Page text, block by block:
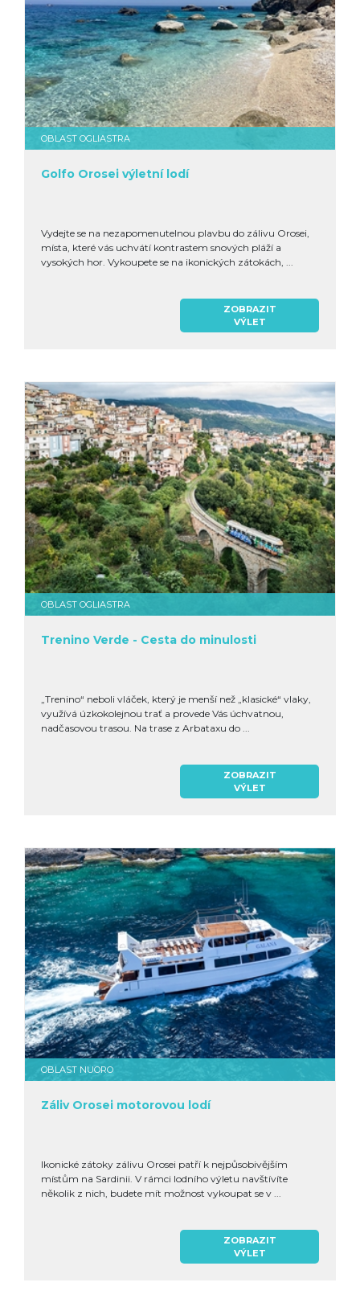
OBLAST OGLIASTRA
Golfo Orosei výletní lodí
Vydejte se na nezapomenutelnou plavbu do zálivu Orosei,
místa, které vás uchvátí kontrastem snových pláží a
vysokých hor. Vykoupete se na ikonických zátokách, ...
ZOBRAZIT
VÝLET
OBLAST OGLIASTRA
Trenino Verde - Cesta do minulosti
„Trenino“ neboli vláček, který je menší než „klasické“ vlaky,
využívá úzkokolejnou trať a provede Vás úchvatnou,
nadčasovou trasou. Na trase z Arbataxu do ...
ZOBRAZIT
VÝLET
OBLAST NUORO
Záliv Orosei motorovou lodí
Ikonické zátoky zálivu Orosei patří k nejpůsobivějším
místům na Sardinii. V rámci lodního výletu navštívíte
několik z nich, budete mít možnost vykoupat se v ...
ZOBRAZIT
VÝLET